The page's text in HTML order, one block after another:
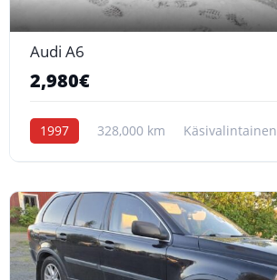
Audi A6
2,980€
1997 328,000 km Käsivalintainen